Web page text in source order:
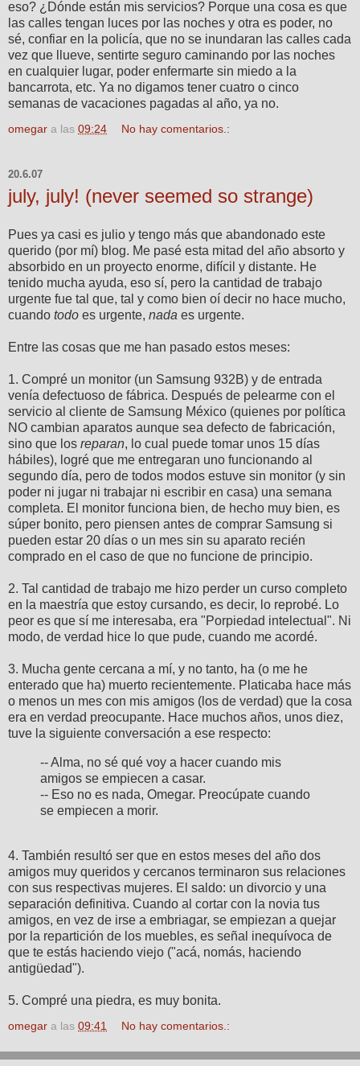
eso? ¿Dónde están mis servicios? Porque una cosa es que
las calles tengan luces por las noches y otra es poder, no
sé, confiar en la policía, que no se inundaran las calles cada
vez que llueve, sentirte seguro caminando por las noches
en cualquier lugar, poder enfermarte sin miedo a la
bancarrota, etc. Ya no digamos tener cuatro o cinco
semanas de vacaciones pagadas al año, ya no.
omegar a las 09:24 No hay comentarios.:
20.6.07
july, july! (never seemed so strange)
Pues ya casi es julio y tengo más que abandonado este
querido (por mí) blog. Me pasé esta mitad del año absorto y
absorbido en un proyecto enorme, difícil y distante. He
tenido mucha ayuda, eso sí, pero la cantidad de trabajo
urgente fue tal que, tal y como bien oí decir no hace mucho,
cuando todo es urgente, nada es urgente.
Entre las cosas que me han pasado estos meses:
1. Compré un monitor (un Samsung 932B) y de entrada
venía defectuoso de fábrica. Después de pelearme con el
servicio al cliente de Samsung México (quienes por política
NO cambian aparatos aunque sea defecto de fabricación,
sino que los reparan, lo cual puede tomar unos 15 días
hábiles), logré que me entregaran uno funcionando al
segundo día, pero de todos modos estuve sin monitor (y sin
poder ni jugar ni trabajar ni escribir en casa) una semana
completa. El monitor funciona bien, de hecho muy bien, es
súper bonito, pero piensen antes de comprar Samsung si
pueden estar 20 días o un mes sin su aparato recién
comprado en el caso de que no funcione de principio.
2. Tal cantidad de trabajo me hizo perder un curso completo
en la maestría que estoy cursando, es decir, lo reprobé. Lo
peor es que sí me interesaba, era "Porpiedad intelectual". Ni
modo, de verdad hice lo que pude, cuando me acordé.
3. Mucha gente cercana a mí, y no tanto, ha (o me he
enterado que ha) muerto recientemente. Platicaba hace más
o menos un mes con mis amigos (los de verdad) que la cosa
era en verdad preocupante. Hace muchos años, unos diez,
tuve la siguiente conversación a ese respecto:
-- Alma, no sé qué voy a hacer cuando mis
amigos se empiecen a casar.
-- Eso no es nada, Omegar. Preocúpate cuando
se empiecen a morir.
4. También resultó ser que en estos meses del año dos
amigos muy queridos y cercanos terminaron sus relaciones
con sus respectivas mujeres. El saldo: un divorcio y una
separación definitiva. Cuando al cortar con la novia tus
amigos, en vez de irse a embriagar, se empiezan a quejar
por la repartición de los muebles, es señal inequívoca de
que te estás haciendo viejo ("acá, nomás, haciendo
antigüedad").
5. Compré una piedra, es muy bonita.
omegar a las 09:41 No hay comentarios.: